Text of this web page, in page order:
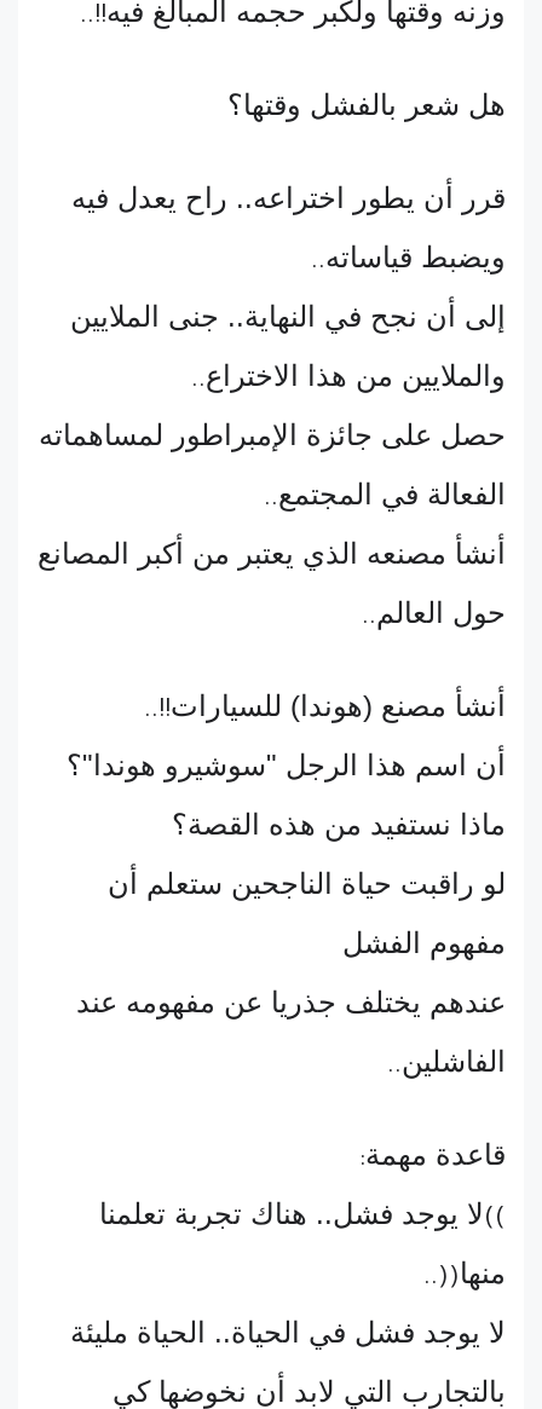
وزنه وقتها ولكبر حجمه المبالغ فيه..!!
هل شعر بالفشل وقتها؟
قرر أن يطور اختراعه.. راح يعدل فيه
ويضبط قياساته..
إلى أن نجح في النهاية.. جنى الملايين
والملايين من هذا الاختراع..
حصل على جائزة الإمبراطور لمساهماته
الفعالة في المجتمع..
أنشأ مصنعه الذي يعتبر من أكبر المصانع
حول العالم..
أنشأ مصنع (هوندا) للسيارات..!!
أن اسم هذا الرجل "سوشيرو هوندا"؟
ماذا نستفيد من هذه القصة؟
لو راقبت حياة الناجحين ستعلم أن
مفهوم الفشل
عندهم يختلف جذريا عن مفهومه عند
الفاشلين..
قاعدة مهمة:
((لا يوجد فشل.. هناك تجربة تعلمنا
منها..))
لا يوجد فشل في الحياة.. الحياة مليئة
بالتجارب التي لابد أن نخوضها كي